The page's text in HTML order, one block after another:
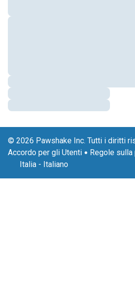
© 2026 Pawshake Inc. Tutti i diritti
Accordo per gli Utenti
Regole
Italia - Italiano